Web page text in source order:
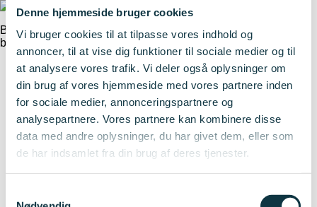
Denne hjemmeside bruger cookies
Vi bruger cookies til at tilpasse vores indhold og
annoncer, til at vise dig funktioner til sociale medier og til
at analysere vores trafik. Vi deler også oplysninger om
din brug af vores hjemmeside med vores partnere inden
for sociale medier, annonceringspartnere og
analysepartnere. Vores partnere kan kombinere disse
data med andre oplysninger, du har givet dem, eller som
de har indsamlet fra din brug af deres tjenester.
Bestyrelsen nedsætter midlertidige eller faste fagudvalg til at
bistå sekretariatet med vurdering af ansøgninger om tilskud.
Grand Solutions ekspertudvalg
Det Faglige Vurderingsudvalg for Innobooster
Paneludvalget for Innobooster
Det Faglige Vurderingsudvalg for Innofounder
Paneludvalget for Innofounder
Erhvervsforskerudvalget
Innoexplorer-udvalget
Det Forsvarsfaglige Vurderingsudvalg